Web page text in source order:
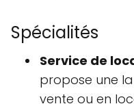
Spécialités
Service de
propose une
vente ou en